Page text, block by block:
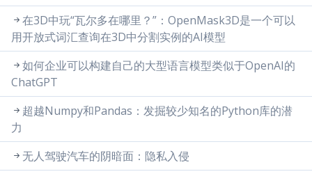
在3D中玩“瓦尔多在哪里？”：OpenMask3D是一个可以
用开放式词汇查询在3D中分割实例的AI模型
如何企业可以构建自己的大型语言模型类似于OpenAI的
ChatGPT
超越Numpy和Pandas：发掘较少知名的Python库的潜
力
无人驾驶汽车的阴暗面：隐私入侵